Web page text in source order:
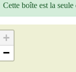
Cette boîte est la
+
−